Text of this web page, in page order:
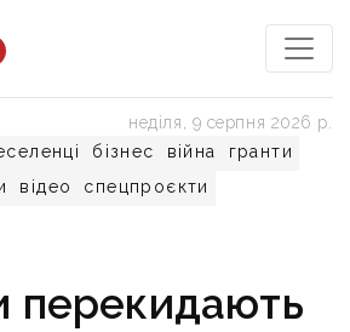
бізнес війна
гранти
відео спецпроєкти
неділя, 9 серпня 2026 р.
перекидають